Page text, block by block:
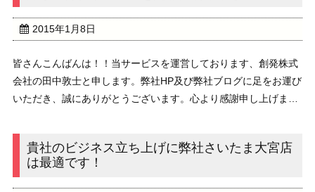
2015年1月8日
皆さんこんばんは！！当サービスを運営しております、創発株式
会社の田中敦士と申します。弊社HP及び弊社ブログに足をお運び
いただき、誠にありがとうございます。心より感謝申し上げま
の企業としてどんどんと拡大する時期、拡大がある程 ...
貴社のビジネス立ち上げに弊社さいたま大宮店
は最適です！